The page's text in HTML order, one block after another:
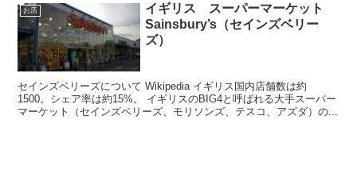
お店
イギリス スーパーマーケット
Sainsbury’s（セインズベリー
ズ）
セインズベリーズについて Wikipedia イギリス国内店舗数は約
1500。シェア率は約15%。 イギリスのBIG4と呼ばれる大手スーパー
マーケット（セインズベリーズ、モリソンズ、テスコ、アズダ）の...